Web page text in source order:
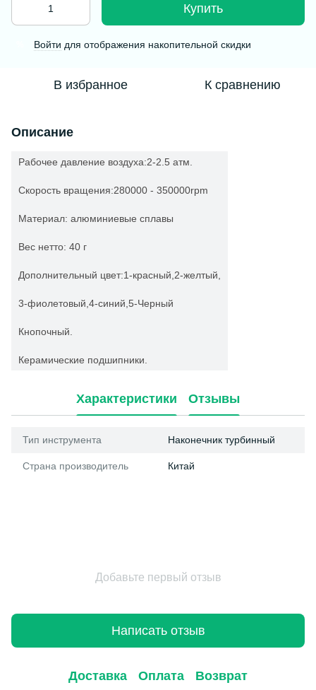
Купить
Войти для отображения накопительной скидки
В избранное К сравнению
Описание
Рабочее давление воздуха:2-2.5 атм.
Скорость вращения:280000 - 350000rpm
Материал: алюминиевые сплавы
Вес нетто: 40 г
Дополнительный цвет:1-красный ,2-желтый,
3-фиолетовый ,4-синий ,5-Черный
Кнопочный.
Керамические подшипники.
Характеристики Отзывы
Тип инструмента Наконечник турбинный
Страна производитель Китай
Добавьте первый отзыв
Написать отзыв
Доставка Оплата Возврат